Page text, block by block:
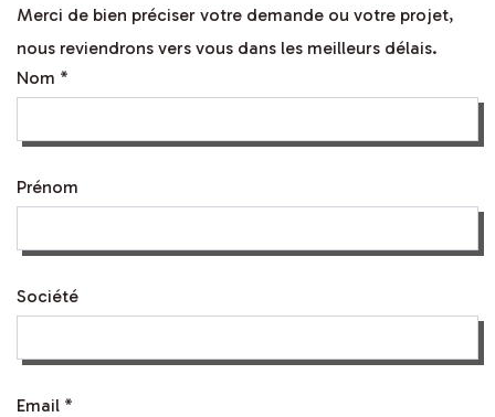
Merci de bien préciser votre demande ou votre projet,
nous reviendrons vers vous dans les meilleurs délais.
Nom *
Prénom
Société
Email *